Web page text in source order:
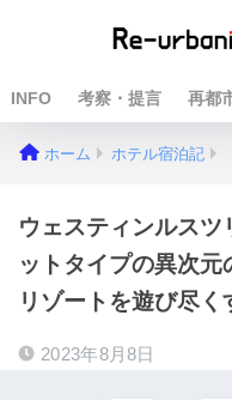
INFO 考察・提言 再都
ホーム ホテル宿泊記
ウェスティンルス
ットタイプの異次
リゾートを遊び尽
2023年8月8日